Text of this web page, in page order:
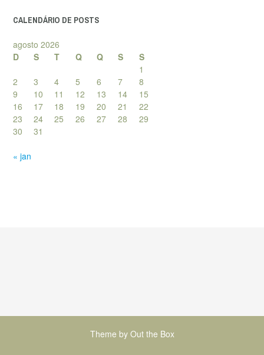
CALENDÁRIO DE POSTS
agosto 2026
D
S T Q Q S
S
1
2
3 4 5 6 7
8
9
10 11 12 13 14
15
16
17 18 19 20 21
22
23
24 25 26 27 28
29
30
31
« jan
Theme by Out the Box